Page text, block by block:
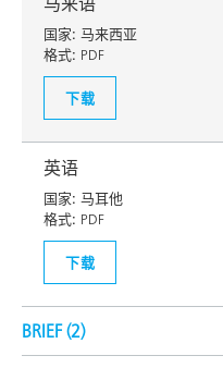
国家: 马来西亚
格式: PDF
下载
英语
国家: 马耳他
格式: PDF
下载
BRIEF (2)